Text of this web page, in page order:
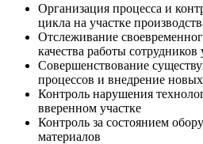
Организация процесса и
цикла на участке
Отслеживание
качества работы сотрудников
Совершенствование
процессов и внедрение новых
Контроль нарушения
вверенном участке
Контроль за состоянием
материалов